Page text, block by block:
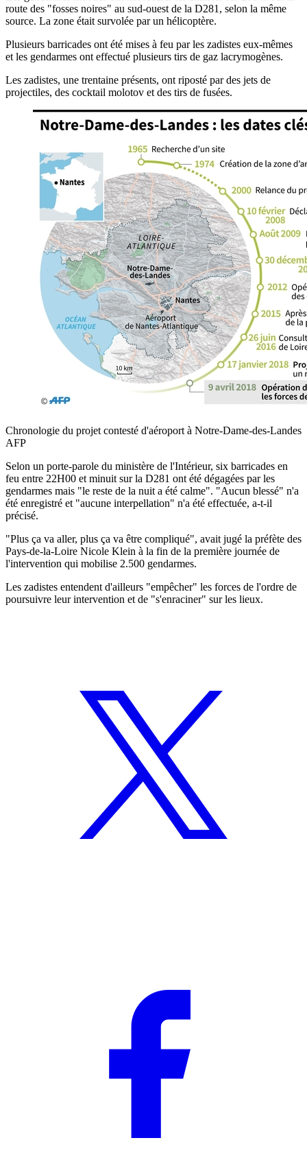
route des "fosses noires" au sud-ouest de la D281, selon la même
source. La zone était survolée par un hélicoptère.
Plusieurs barricades ont été mises à feu par les zadistes eux-mêmes
et les gendarmes ont effectué plusieurs tirs de gaz lacrymogènes.
Les zadistes, une trentaine présents, ont riposté par des jets de
projectiles, des cocktail molotov et des tirs de fusées.
Chronologie du projet contesté d'aéroport à Notre-Dame-des-Landes
AFP
Selon un porte-parole du ministère de l'Intérieur, six barricades en
feu entre 22H00 et minuit sur la D281 ont été dégagées par les
gendarmes mais "le reste de la nuit a été calme". "Aucun blessé" n'a
été enregistré et "aucune interpellation" n'a été effectuée, a-t-il
précisé.
"Plus ça va aller, plus ça va être compliqué", avait jugé la préfète des
Pays-de-la-Loire Nicole Klein à la fin de la première journée de
l'intervention qui mobilise 2.500 gendarmes.
Les zadistes entendent d'ailleurs "empêcher" les forces de l'ordre de
poursuivre leur intervention et de "s'enraciner" sur les lieux.